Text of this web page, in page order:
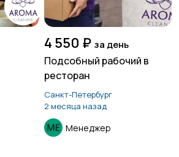
4 550 ₽ за день
Подсобный рабочий в
ресторан
Санкт-Петербург
2 месяца назад
Менеджер